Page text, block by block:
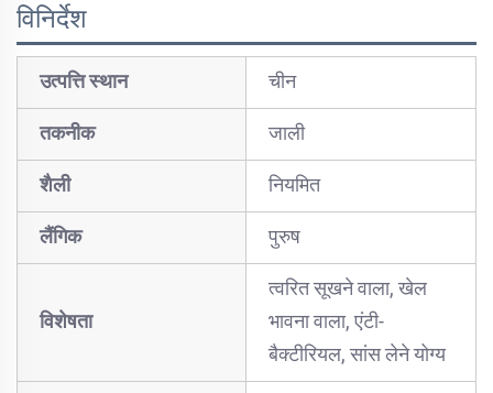
विनिर्देश
उत्पत्ति स्थान चीन
तकनीक जाली
शैली नियमित
लैंगिक पुरुष
विशेषता
त्वरित सूखने वाला, खेल
भावना वाला, एंटी-
बैक्टीरियल, सांस लेने योग्य